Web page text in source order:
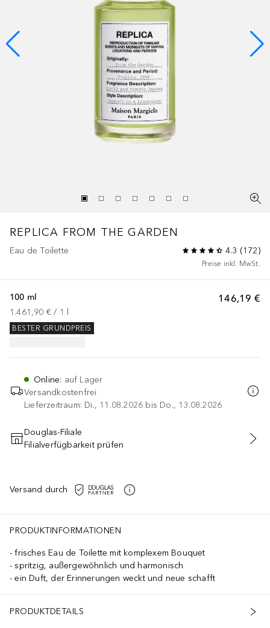
REPLICA FROM THE GARDEN
Eau de Toilette 4.3 (172)
Preise inkl. MwSt.
146,19 €
100 ml
1.461,90 € / 1
BESTER GRUNDPREIS
Online: auf Lager
Versandkostenfrei
Lieferzeitraum: Di., 11.08.2026 bis Do., 13.08.2026
IN DEN WARENKORB
Douglas-Filiale
Filialverfügbarkeit prüfen
Versand durch
PRODUKTINFORMATIONEN
frisches Eau de Toilette mit komplexem Bouquet
spritzig, außergewöhnlich und harmonisch
ein Duft, der Erinnerungen weckt und neue schafft
PRODUKTDETAILS